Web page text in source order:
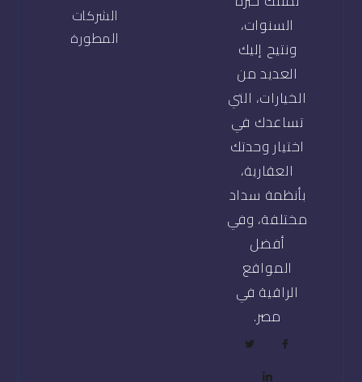
السنوات،
ونتيح إليك
العديد من
الخيارات، التي
تساعدك في
اختيار وحدتك
العقارية،
بأنظمة سداد
مختلفة، وفي
أفضل
المواقع
الراقية في
مصر.
الشركات
المطورة